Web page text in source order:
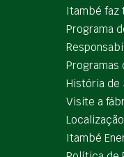
Itambé faz
Programa
Programas
História de
Visite a
Localização
Itambé